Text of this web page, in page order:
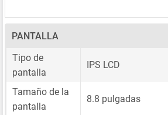
PANTALLA
Tipo de
pantalla
IPS LCD
Tamaño de la
pantalla
8.8 pulgadas